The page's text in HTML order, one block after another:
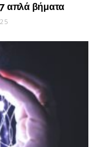
απλά βήματα